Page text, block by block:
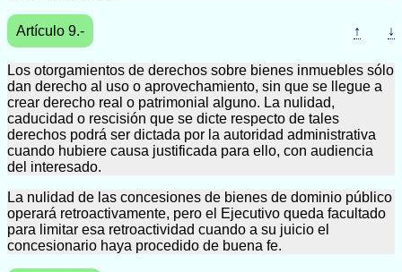
Artículo 9.- ↑ ↓
Los otorgamientos de derechos sobre bienes inmuebles sólo
dan derecho al uso o aprovechamiento, sin que se llegue a
crear derecho real o patrimonial alguno. La nulidad,
caducidad o rescisión que se dicte respecto de tales
derechos podrá ser dictada por la autoridad administrativa
cuando hubiere causa justificada para ello, con audiencia
del interesado.
La nulidad de las concesiones de bienes de dominio público
operará retroactivamente, pero el Ejecutivo queda facultado
para limitar esa retroactividad cuando a su juicio el
concesionario haya procedido de buena fe.